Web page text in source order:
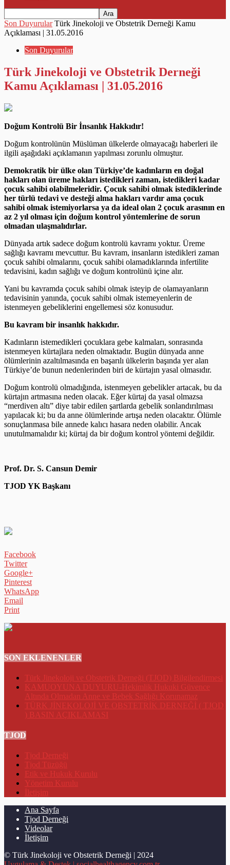
Son Duyurular Türk Jinekoloji ve Obstetrik Derneği Kamu
Açıklaması | 31.05.2016
Son Duyurular
Türk Jinekoloji ve Obstetrik Derneği
Kamu Açıklaması | 31.05.2016
Doğum Kontrolü Bir İnsanlık Hakkıdır!
Doğum kontrolünün Müslüman ülkelerde olmayacağı haberleri ile
ilgili aşağıdaki açıklamanın yapılması zorunlu olmuştur.
Demokratik bir ülke olan Türkiye’de kadınların en doğal
hakları olan üreme hakları istedikleri zaman, istedikleri kadar
çocuk sahibi olabilmeleridir. Çocuk sahibi olmak istediklerinde
her türlü tedavi ve desteği alma hakları vardır ama çocuk
sahibi olmak istemiyorlarsa ya da ideal olan 2 çocuk arasının en
az 2 yıl olması için doğum kontrol yöntemlerine de sorun
olmadan ulaşmalıdırlar.
Dünyada artık sadece doğum kontrolü kavramı yoktur. Üreme
sağlığı kavramı mevcuttur. Bu kavram, insanların istedikleri zaman
çocuk sahibi olmalarını, çocuk sahibi olamadıklarında infertilite
tedavisini, kadın sağlığı ve doğum kontrolünü içine alır.
Yani bu kavramda çocuk sahibi olmak isteyip de olamayanların
tedavisinin yanında, çocuk sahibi olmak istemeyenlerin de
istenmeyen gebeliklerini engellemesi söz konusudur.
Bu kavram bir insanlık hakkıdır.
Kadınların istemedikleri çocuklara gebe kalmaları, sonrasında
istenmeyen kürtajlara neden olmaktadır. Bugün dünyada anne
ölümlerinin azaltılmasında en başarılı ülkelerin başında yer alan
Türkiye’de bunun nedenlerinden biri de kürtajın yasal olmasıdır.
Doğum kontrolü olmadığında, istenmeyen gebelikler artacak, bu da
kürtajın artmasına neden olacak. Eğer kürtaj da yasal olmazsa
“merdiven altı” diye tabir edilen şartlarda gebelik sonlandırılması
yapılacak ki; bu da anne ölümlerinde artışa neden olacaktır. Ölümle
sonuçlanmasa bile annede kalıcı hasara neden olabilir. Ancak
unutulmamalıdır ki; kürtaj da bir doğum kontrol yöntemi değildir.
Prof. Dr. S. Cansun Demir
TJOD YK Başkanı
Facebook
Twitter
Google+
Pinterest
WhatsApp
Email
Print
SON EKLENENLER
Türk Jinekoloji ve Obstetrik Derneği (TJOD) Bilgilendirmesi
KAMUOYUNA DUYURU-Hekimlik Hukuki Güvence
Altında Olmadan Anne ve Bebek Sağlığı Korunamaz
TÜRK JİNEKOLOJİ VE OBSTETRİK DERNEĞİ ( TJOD
) BASIN AÇIKLAMASI
TJOD
Tjod Derneği
Tjod Tüzüğü
Etik ve Hukuk Kurulu
Yönetim Kurulu
İletişim
Ana Sayfa
Tjod Derneği
Videolar
İletişim
© Türk Jinekoloji ve Obstetrik Derneği | 2024